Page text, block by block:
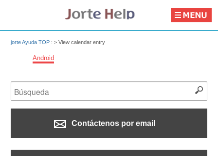
jorte Ayuda TOP : >View calendar entry
Android
Contáctenos por email